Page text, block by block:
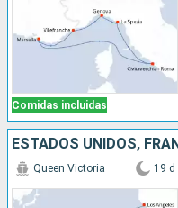
Comidas incluidas
Queen Victoria 19 d